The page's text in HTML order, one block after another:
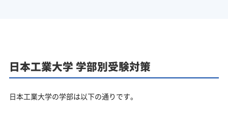
日本工業大学 学部別受験対策
日本工業大学の学部は以下の通りです。